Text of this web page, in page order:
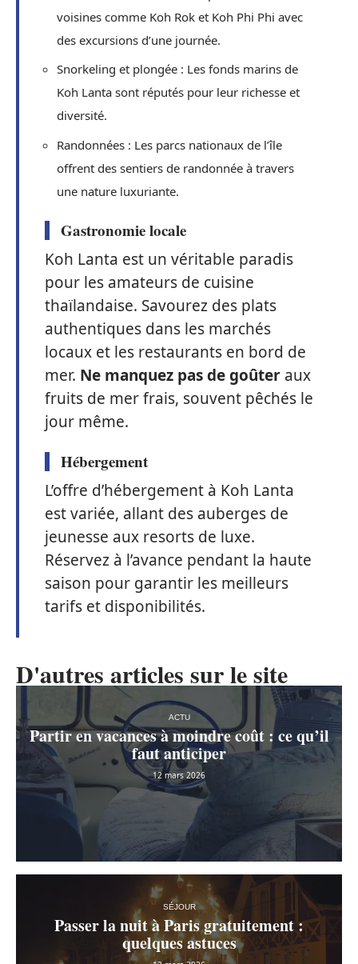
voisines comme Koh Rok et Koh Phi Phi avec
des excursions d’une journée.
Snorkeling et plongée : Les fonds marins de
Koh Lanta sont réputés pour leur richesse et
diversité.
Randonnées : Les parcs nationaux de l’île
offrent des sentiers de randonnée à travers
une nature luxuriante.
Gastronomie locale
Koh Lanta est un véritable paradis
pour les amateurs de cuisine
thaïlandaise. Savourez des plats
authentiques dans les marchés
locaux et les restaurants en bord de
mer. Ne manquez pas de goûter aux
fruits de mer frais, souvent pêchés le
jour même.
Hébergement
L’offre d’hébergement à Koh Lanta
est variée, allant des auberges de
jeunesse aux resorts de luxe.
Réservez à l’avance pendant la haute
saison pour garantir les meilleurs
tarifs et disponibilités.
D'autres articles sur le site
ACTU
Partir en vacances à moindre coût : ce qu’il
faut anticiper
12 mars 2026
SÉJOUR
Passer la nuit à Paris gratuitement :
quelques astuces